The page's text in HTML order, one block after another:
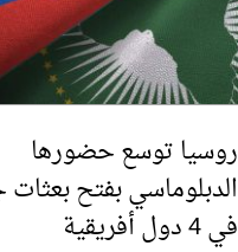
اخبار جزر
أهم اخبار جزر
روسيا توسع حضورها
الدبلوماسي بفتح
في 4 دول أفريقية